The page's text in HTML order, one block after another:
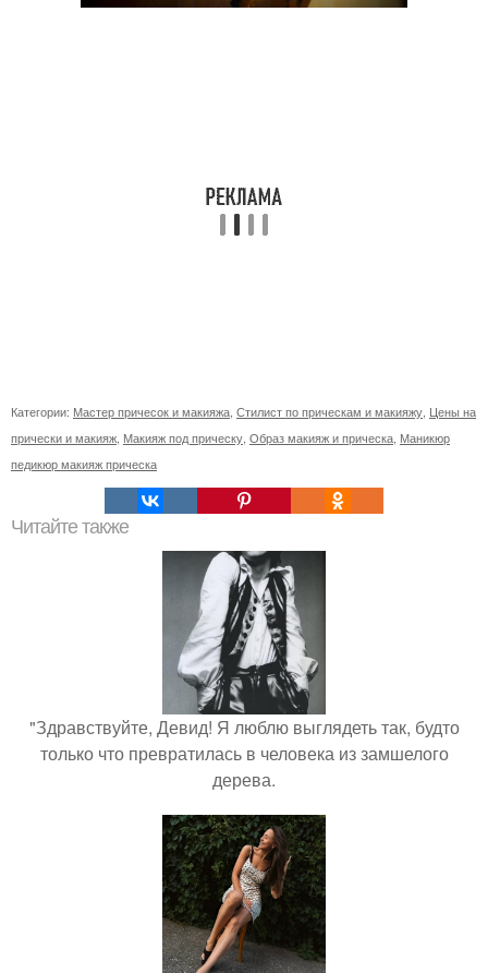
Категории: Мастер причесок и макияжа, Стилист по прическам и макияжу, Цены на
прически и макияж, Макияж под прическу, Образ макияж и прическа, Маникюр
педикюр макияж прическа
Читайте также
"Здравствуйте, Девид! Я люблю выглядеть так, будто
только что превратилась в человека из замшелого
дерева.